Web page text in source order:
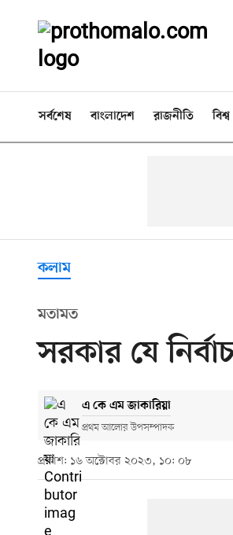
সর্বশেষ বাংলাদেশ রাজনীতি বিশ্ব
কলাম
মতামত
সরকার যে
এ কে এম জাকারিয়া
প্রথম আলোর উপসম্পাদক
প্রকাশ: ১৬ অক্টোবর ২০২৩, ১০: ০৮